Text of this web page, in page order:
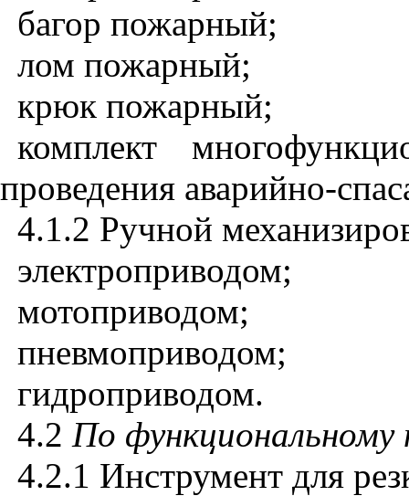
багор пожарный;
лом пожарный;
крюк пожарный;
комплект
проведения аварийно-
4.1.2 Ручной
электроприводом;
мотоприводом;
пневмоприводом;
гидроприводом.
4.2 По функциональному
4.2.1 Инструмент для